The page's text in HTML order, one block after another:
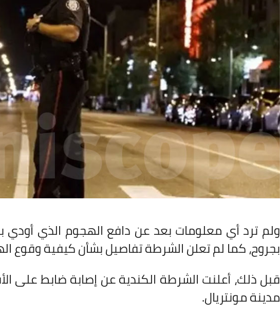
ولم ترد أي معلومات بعد عن دافع الهجوم الذي
بجروح، كما لم تعلن الشرطة تفاصيل بشأن كيفية وقوع
قبل ذلك، أعلنت الشرطة الكندية عن إصابة ضابط على
مدينة مونتريال.